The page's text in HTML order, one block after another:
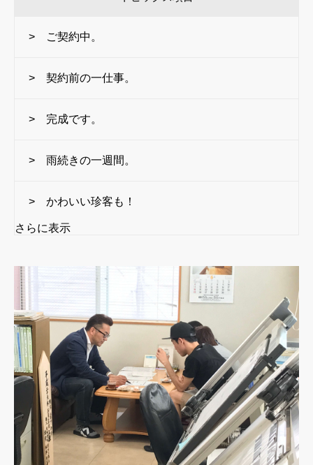
> ご契約中。
> 契約前の一仕事。
> 完成です。
> 雨続きの一週間。
> かわいい珍客も！
さらに表示